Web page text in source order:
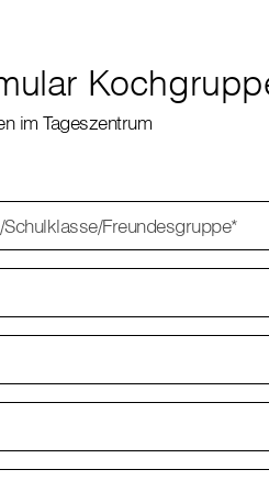
im Tageszentrum
Schulklasse/Freundesgruppe*